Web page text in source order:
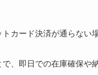
カード決済が通らない
、即日での在庫確保や